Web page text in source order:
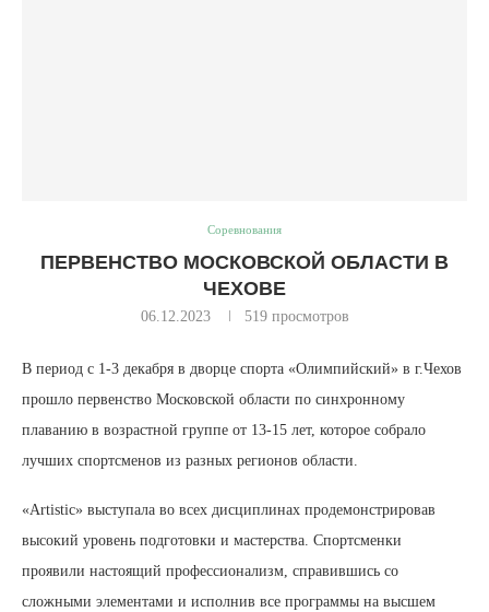
Соревнования
ПЕРВЕНСТВО МОСКОВСКОЙ ОБЛАСТИ В
ЧЕХОВЕ
06.12.2023 519просмотров
В период с 1-3 декабря в дворце спорта «Олимпийский» в г.Чехов
прошло первенство Московской области по синхронному
плаванию в возрастной группе от 13-15 лет, которое собрало
лучших спортсменов из разных регионов области.
«Artistic» выступала во всех дисциплинах продемонстрировав
высокий уровень подготовки и мастерства. Спортсменки
проявили настоящий профессионализм, справившись со
сложными элементами и исполнив все программы на высшем